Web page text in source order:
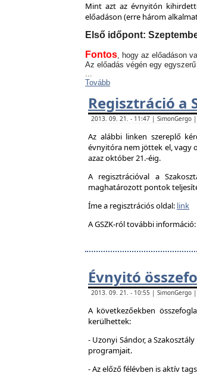
Mint azt az évnyitón
előadáson (erre három
Első időpont:
Fontos, hogy az előadáson
Az előadás végén egy
...
Tovább
Regisztráció a
2013. 09. 21. - 11:47 | SimonGergo
Az alábbi linken szereplő
évnyitóra nem jöttek el, vagy
azaz október 21.-éig.
A regisztrációval a
maghatározott pontok
Íme a regisztrációs oldal: link
A GSZK-ról további információ:
Évnyitó
2013. 09. 21. - 10:55 | SimonGergo
A következőekben
kerülhettek:
- Uzonyi Sándor, a
programjait.
- Az előző félévben is aktív